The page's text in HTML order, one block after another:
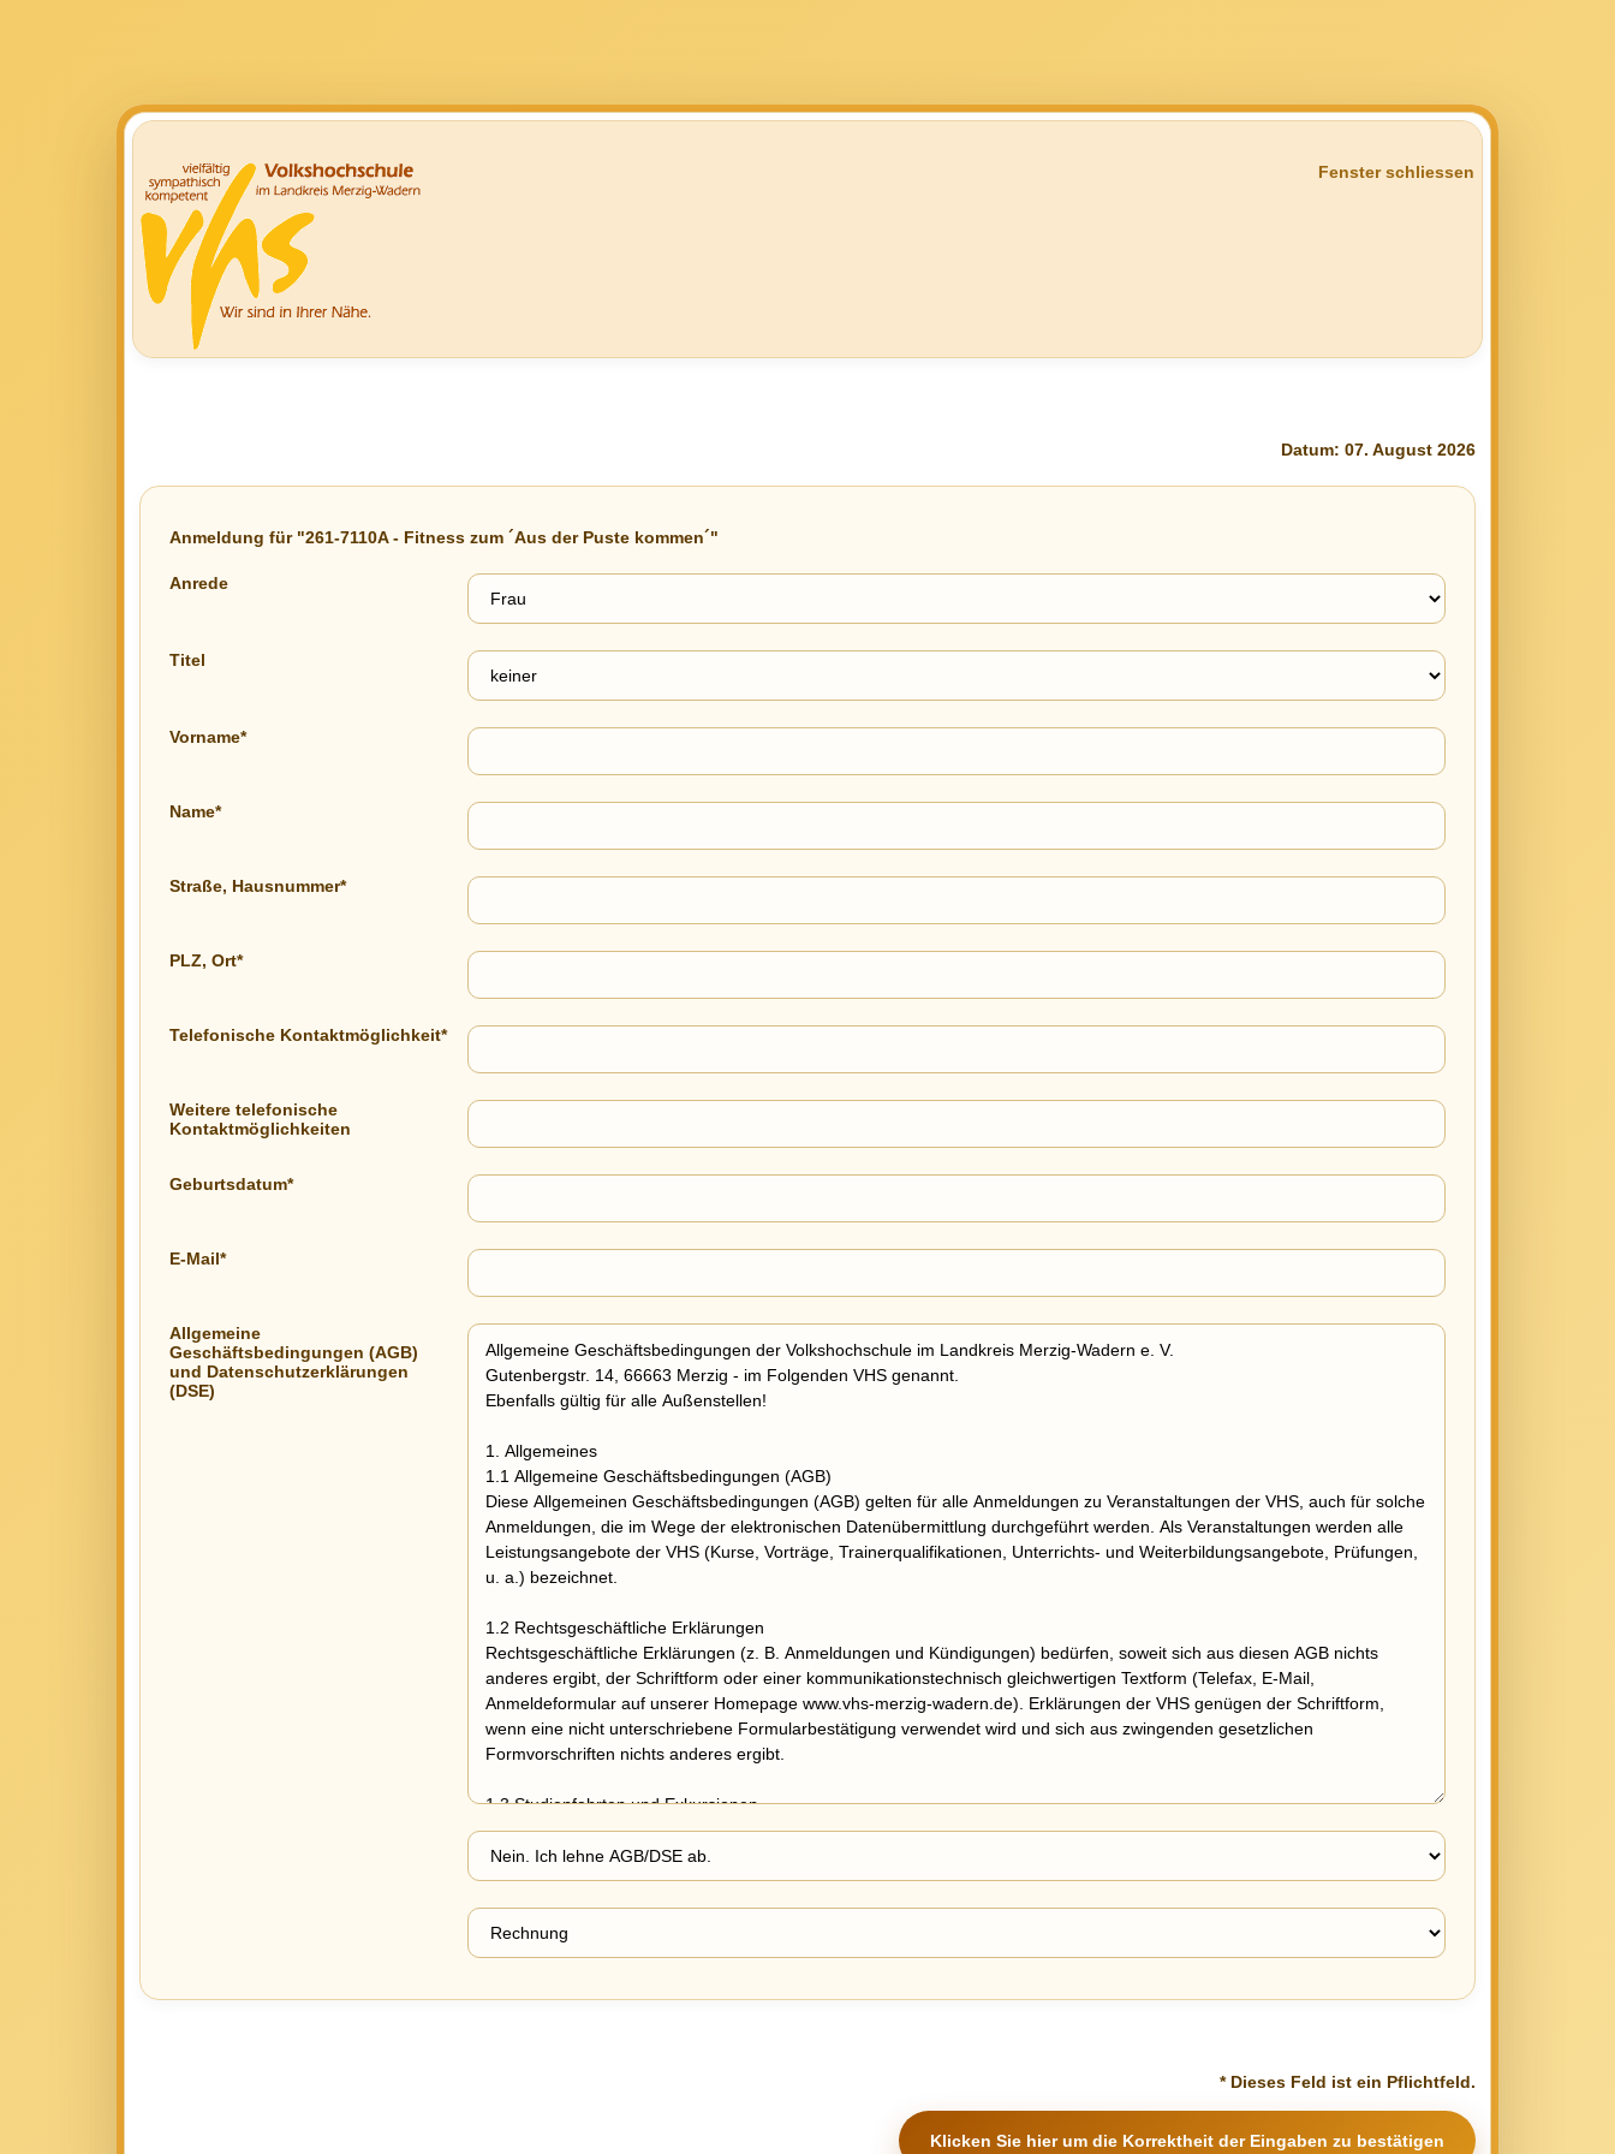
Fenster schliessen
Datum: 07. August 2026
Anmeldung für "261-7110A - Fitness zum ´Aus der Puste kommen´"
Anrede
Titel
Vorname*
Name*
Straße, Hausnummer*
PLZ, Ort*
Telefonische Kontaktmöglichkeit*
Weitere telefonische
Kontaktmöglichkeiten
Geburtsdatum*
E-Mail*
Allgemeine
Geschäftsbedingungen (AGB)
und Datenschutzerklärungen
(DSE)
* Dieses Feld ist ein Pflichtfeld.